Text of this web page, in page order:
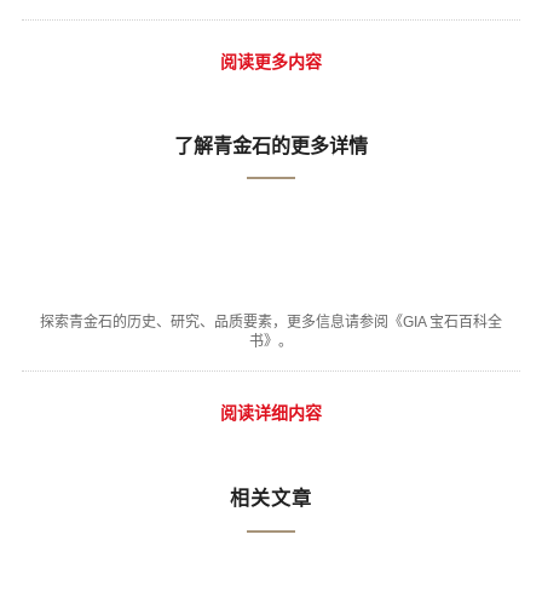
阅读更多内容
了解青金石的更多详情
探索青金石的历史、研究、品质要素，更多信息请参阅《GIA 宝石百科全
书》。
阅读详细内容
相关文章